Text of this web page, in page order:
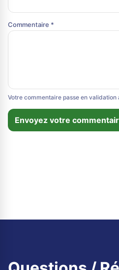
Commentaire *
Votre commentaire passe en
Envoyez votre